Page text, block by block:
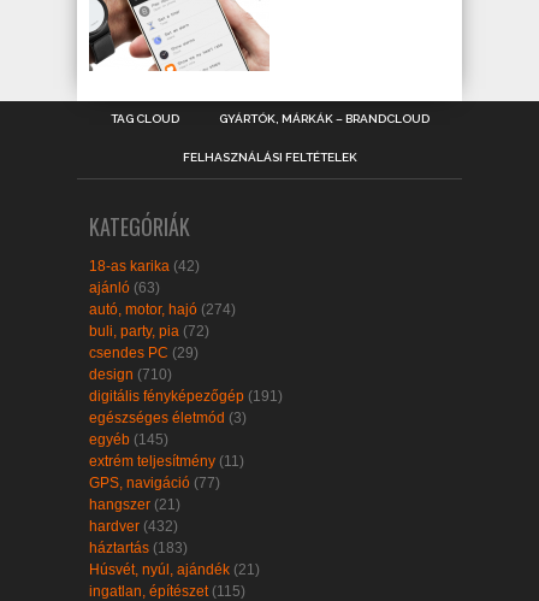
TAG CLOUD GYÁRTÓK, MÁRKÁK – BRANDCLOUD
FELHASZNÁLÁSI FELTÉTELEK
KATEGÓRIÁK
18-as karika (42)
ajánló (63)
autó, motor, hajó (274)
buli, party, pia (72)
csendes PC (29)
design (710)
digitális fényképezőgép (191)
egészséges életmód (3)
egyéb (145)
extrém teljesítmény (11)
GPS, navigáció (77)
hangszer (21)
hardver (432)
háztartás (183)
Húsvét, nyúl, ajándék (21)
ingatlan, építészet (115)